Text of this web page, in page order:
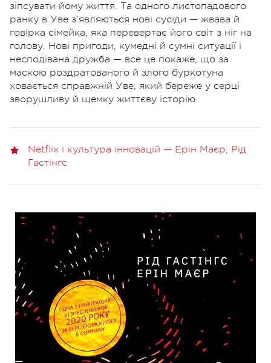
зіпсувати йому життя. Та одного листопадового
ранку в Уве з’являються нові сусіди — жвава й
говірка сімейка, яка перевертає його світ з ніг на
голову. Нові пригоди, кумедні й сумні ситуації і
несподівана дружба — все це покаже, що за
маскою роздратованого й злого буркотуна
ховається справжній Уве, який береже у серці
зворушливу й щемку життєву історію
Netflix і культура інновацій — Ерін Маєр, Рід
Гастінгс